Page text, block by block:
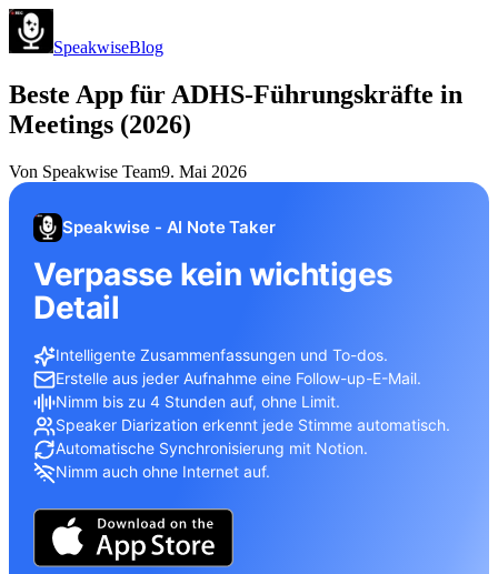
SpeakwiseBlog
Beste App für ADHS-Führungskräfte in
Meetings (2026)
Von Speakwise Team9. Mai 2026
Speakwise - AI Note Taker
Verpasse kein wichtiges
Detail
Intelligente Zusammenfassungen und To-dos.
Erstelle aus jeder Aufnahme eine Follow-up-E-Mail.
Nimm bis zu 4 Stunden auf, ohne Limit.
Speaker Diarization erkennt jede Stimme automatisch.
Automatische Synchronisierung mit Notion.
Nimm auch ohne Internet auf.